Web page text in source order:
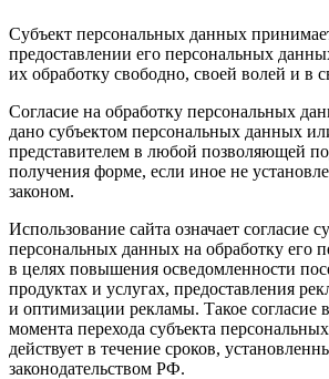
Субъект персональных данных
предоставлении его персональных
их обработку свободно, своей волей и в
Согласие на обработку персональных
дано субъектом персональных данных
представителем в любой позволяющей
получения форме, если иное не
законом.
Использование сайта означает согласие
персональных данных на обработку его
в целях повышения осведомленности
продуктах и услугах, предоставления
и оптимизации рекламы. Такое согласие
момента перехода субъекта
действует в течение сроков,
законодательством РФ.